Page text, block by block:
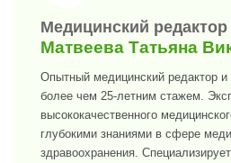
>
Медицинский редактор
Матвеева Татьяна
Опытный медицинский редактор
более чем 25-летним стажем.
высококачественного
глубокими знаниями в сфере
здравоохранения.